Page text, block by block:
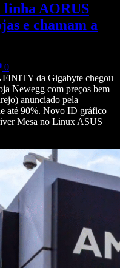
linha AORUS
e chamam a
0
da Gigabyte chegou
Newegg com preços bem
anunciado pela
até 90%. Novo ID gráfico
Mesa no Linux ASUS